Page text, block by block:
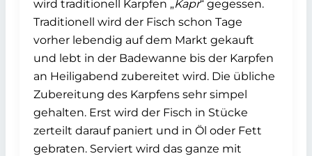
wird traditionell Karpfen „Kapr“ gegessen.
Traditionell wird der Fisch schon Tage
vorher lebendig auf dem Markt gekauft
und lebt in der Badewanne bis der Karpfen
an Heiligabend zubereitet wird. Die übliche
Zubereitung des Karpfens sehr simpel
gehalten. Erst wird der Fisch in Stücke
zerteilt darauf paniert und in Öl oder Fett
gebraten. Serviert wird das ganze mit